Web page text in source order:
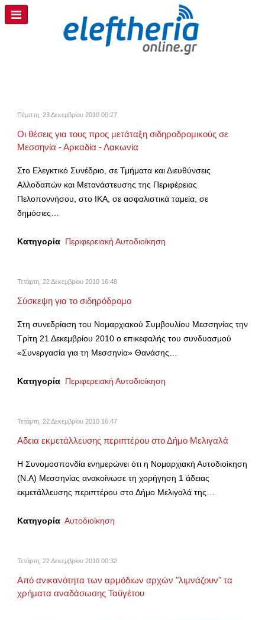
Πέμπτη, 23 Δεκεμβρίου 2010 00:27
Οι θέσεις για τους προς μετάταξη σιδηροδρομικούς σε
Μεσσηνία - Αρκαδία - Λακωνία
Στο Ελεγκτικό Συνέδριο, σε Τμήματα και Διευθύνσεις
Αλλοδαπών και Μετανάστευσης της Περιφέρειας
Πελοποννήσου, στο ΙΚΑ, σε ασφαλιστικά ταμεία, σε
δημόσιες…
Κατηγορία Περιφερειακή Αυτοδιοίκηση
Τετάρτη, 22 Δεκεμβρίου 2010 16:48
Σύσκεψη για το σιδηρόδρομο
Στη συνεδρίαση του Νομαρχιακού Συμβουλίου Μεσσηνίας την
Τρίτη 21 Δεκεμβρίου 2010 ο επικεφαλής του συνδυασμού
«Συνεργασία για τη Μεσσηνία» Θανάσης…
Κατηγορία Περιφερειακή Αυτοδιοίκηση
Τετάρτη, 22 Δεκεμβρίου 2010 16:47
Αδεια εκμετάλλευσης περιπτέρου στο Δήμο Μελιγαλά
Η Συνομοσπονδία ενημερώνει ότι η Νομαρχιακή Αυτοδιοίκηση
(Ν.Α) Μεσσηνίας ανακοίνωσε τη χορήγηση 1 άδειας
εκμετάλλευσης περιπτέρου στο Δήμο Μελιγαλά της…
Κατηγορία Αυτοδιοίκηση
Τετάρτη, 22 Δεκεμβρίου 2010 00:32
Από ανικανότητα των αρμόδιων αρχών "λιμνάζουν" τα
χρήματα αναδάσωσης Ταϋγέτου